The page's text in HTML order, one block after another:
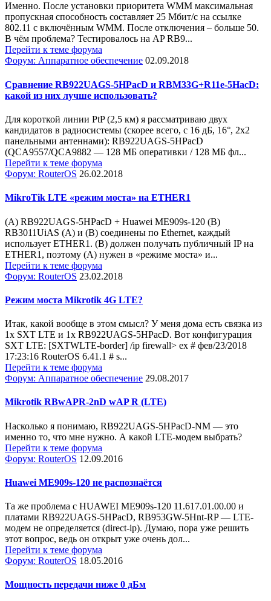
Именно. После установки приоритета WMM максимальная
пропускная способность составляет 25 Мбит/с на ссылке
802.11 с включённым WMM. После отключения – больше 50.
В чём проблема? Тестировалось на AP RB9...
Перейти к теме форума
Форум: Аппаратное обеспечение 02.09.2018
Сравнение RB922UAGS-5HPacD и RBM33G+R11e-5HacD:
какой из них лучше использовать?
Для короткой линии PtP (2,5 км) я рассматриваю двух
кандидатов в радиосистемы (скорее всего, с 16 дБ, 16°, 2x2
панельными антеннами): RB922UAGS-5HPacD
(QCA9557/QCA9882 — 128 МБ оперативки / 128 МБ фл...
Перейти к теме форума
Форум: RouterOS 26.02.2018
MikroTik LTE «режим моста» на ETHER1
(A) RB922UAGS-5HPacD + Huawei ME909s-120 (B)
RB3011UiAS (A) и (B) соединены по Ethernet, каждый
использует ETHER1. (B) должен получать публичный IP на
ETHER1, поэтому (A) нужен в «режиме моста» и...
Перейти к теме форума
Форум: RouterOS 23.02.2018
Режим моста Mikrotik 4G LTE?
Итак, какой вообще в этом смысл? У меня дома есть связка из
1x SXT LTE и 1x RB922UAGS-5HPacD. Вот конфигурация
SXT LTE: [SXTWLTE-border] /ip firewall> ex # фев/23/2018
17:23:16 RouterOS 6.41.1 # s...
Перейти к теме форума
Форум: Аппаратное обеспечение 29.08.2017
Mikrotik RBwAPR-2nD wAP R (LTE)
Насколько я понимаю, RB922UAGS-5HPacD-NM — это
именно то, что мне нужно. А какой LTE-модем выбрать?
Перейти к теме форума
Форум: RouterOS 12.09.2016
Huawei ME909s-120 не распознаётся
Та же проблема с HUAWEI ME909s-120 11.617.01.00.00 и
платами RB922UAGS-5HPacD, RB953GW-5Hnt-RP — LTE-
модем не определяется (direct-ip). Думаю, пора уже решить
этот вопрос, ведь он открыт уже очень дол...
Перейти к теме форума
Форум: RouterOS 18.05.2016
Мощность передачи ниже 0 дБм